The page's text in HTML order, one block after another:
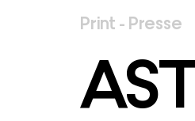
Print - Presse